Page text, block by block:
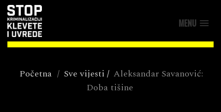
MENU
Početna / Sve vijesti / Aleksandar Savanović:
Doba tišine